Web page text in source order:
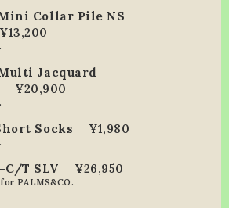
Collar Pile NS
¥13,200
Jacquard
¥20,900
Socks ¥1,980
C/T SLV ¥26,950
PALMS&CO.